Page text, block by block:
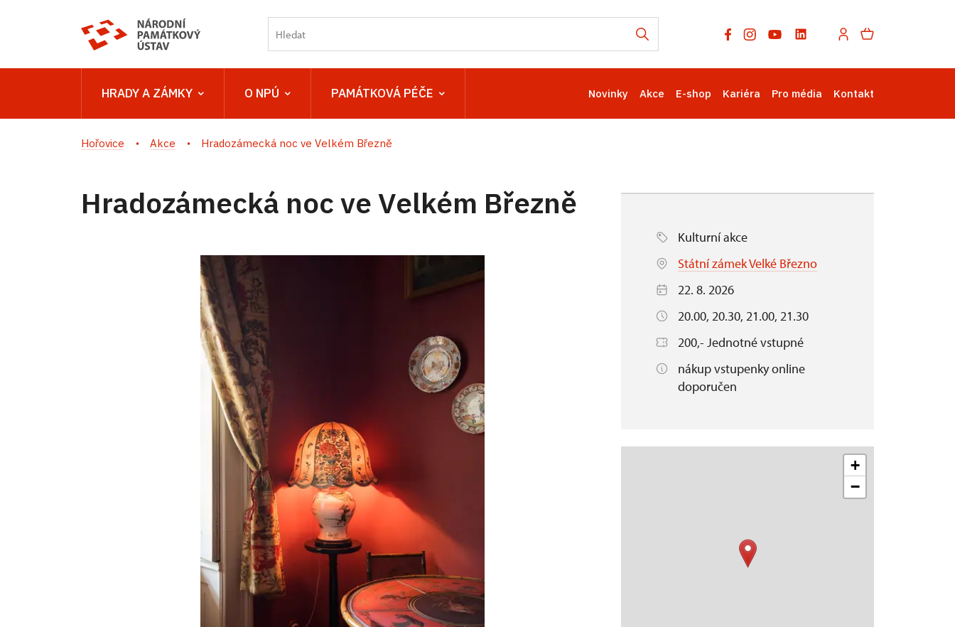
HRADY A ZÁMKY O NPÚ PAMÁTKOVÁ PÉČE Novinky Akce E-shop Kariéra Pro média Kontakt
Hořovice Akce Hradozámecká noc ve Velkém Březně
Hradozámecká noc ve Velkém Březně
Kulturní akce
Státní zámek Velké Březno
22. 8. 2026
20.00, 20.30, 21.00, 21.30
200,- Jednotné vstupné
nákup vstupenky online
doporučen
+
−